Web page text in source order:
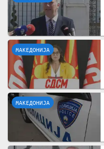
МАКЕДОНИЈА
МАКЕДОНИЈА